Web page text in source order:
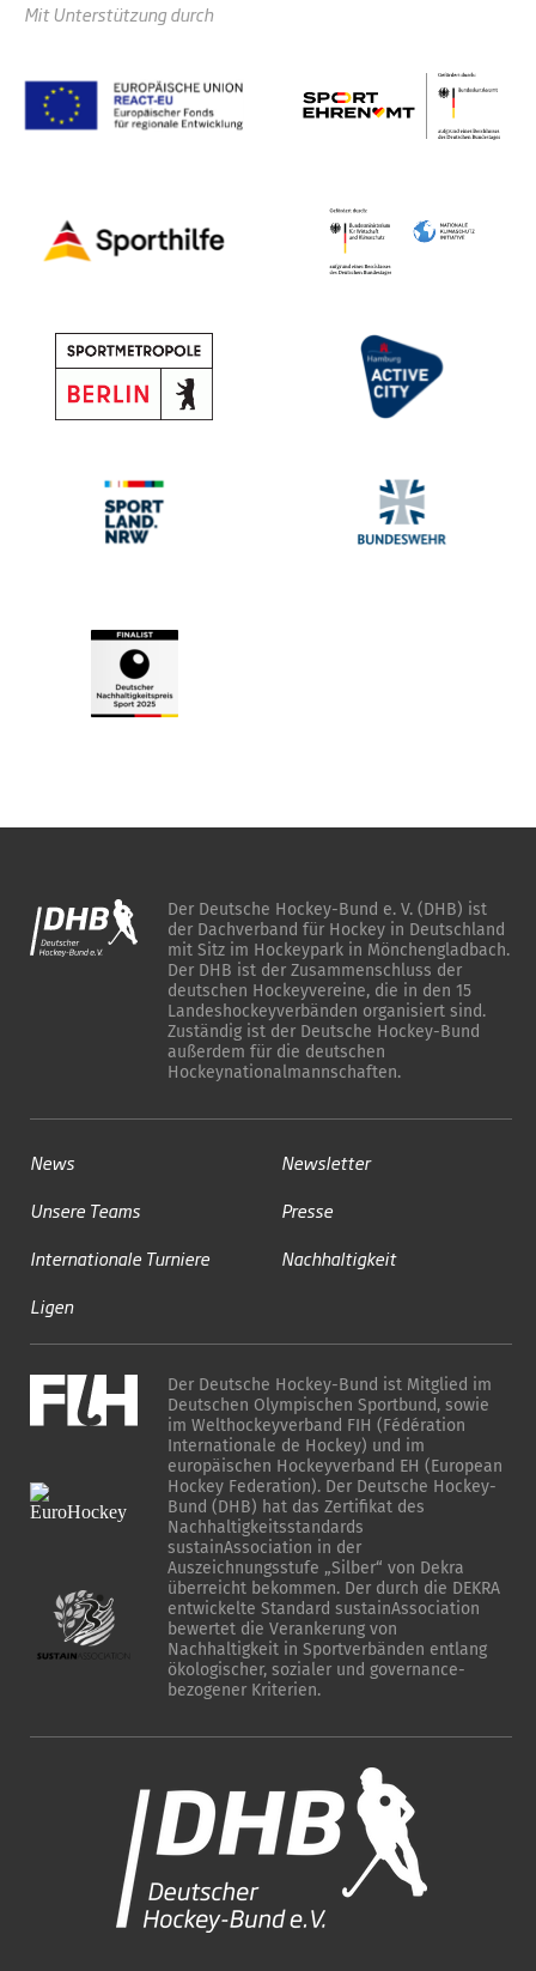
Mit Unterstützung durch
Der Deutsche Hockey-Bund e. V. (DHB) ist
der Dachverband für Hockey in Deutschland
mit Sitz im Hockeypark in Mönchengladbach.
Der DHB ist der Zusammenschluss der
deutschen Hockeyvereine, die in den 15
Landeshockeyverbänden organisiert sind.
Zuständig ist der Deutsche Hockey-Bund
außerdem für die deutschen
Hockeynationalmannschaften.
News
Unsere Teams
Internationale Turniere
Ligen
Newsletter
Presse
Nachhaltigkeit
Der Deutsche Hockey-Bund ist Mitglied im
Deutschen Olympischen Sportbund, sowie
im Welthockeyverband FIH (Fédération
Internationale de Hockey) und im
europäischen Hockeyverband EH (European
Hockey Federation). Der Deutsche Hockey-
Bund (DHB) hat das Zertifikat des
Nachhaltigkeitsstandards
sustainAssociation in der
Auszeichnungsstufe „Silber“ von Dekra
überreicht bekommen. Der durch die DEKRA
entwickelte Standard sustainAssociation
bewertet die Verankerung von
Nachhaltigkeit in Sportverbänden entlang
ökologischer, sozialer und governance-
bezogener Kriterien.